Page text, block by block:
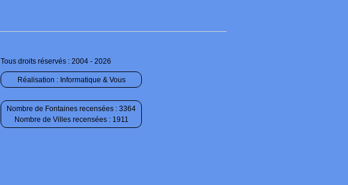
Tous droits réservés : 2004 - 2026
Réalisation : Informatique & Vous
Nombre de Fontaines recensées : 3364
Nombre de Villes recensées : 1911